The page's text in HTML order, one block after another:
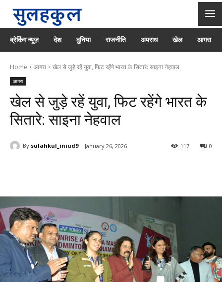
ब्रेकिंग न्यूज़ देश दुनिया राजनीति अपराध खेल आगरा
Home आगरा खेल से जुड़े रहें युवा, फिट रहेंगे भारत के सितारे: साइना नेहवाल
आगरा
खेल से जुड़े रहें युवा, फिट रहेंगे भारत के
सितारे: साइना नेहवाल
By sulahkul_iniud9 January 26, 2026 0
117